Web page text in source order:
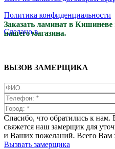
Заказать ламинат в Кишиневе
нашего магазина.
Политика конфиденциальности
Сделано в
ВЫЗОВ ЗАМЕРЩИКА
Спасибо, что обратились к
свяжется наш замерщик для
и Ваших пожеланий. Всего Вам
Вызвать замерщика